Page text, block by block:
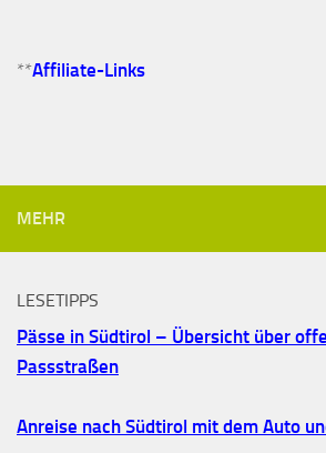
**Affiliate-Links
MEHR
LESETIPPS
Pässe in Südtirol – Übersicht über
Passstraßen
Anreise nach Südtirol mit dem Auto